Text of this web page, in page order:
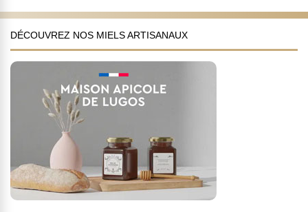
DÉCOUVREZ NOS MIELS ARTISANAUX